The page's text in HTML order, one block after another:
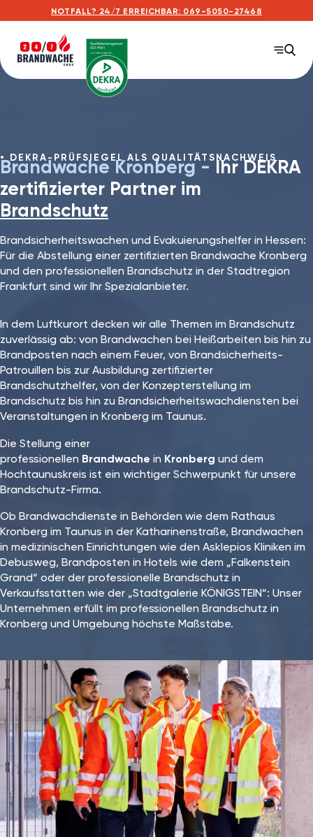
NOTFALL? 24/7 ERREICHBAR: 069-5050-27468
DEKRA-PRÜFSIEGEL ALS QUALITÄTSNACHWEIS
Brandwache Kronberg -Ihr DEKRA
zertifizierter Partner im
Brandschutz
Brandsicherheitswachen und Evakuierungshelfer in Hessen:
Für die Abstellung einer zertifizierten Brandwache Kronberg
und den professionellen Brandschutz in der Stadtregion
Frankfurt sind wir Ihr Spezialanbieter.
In dem Luftkurort decken wir alle Themen im Brandschutz
zuverlässig ab: von Brandwachen bei Heißarbeiten bis hin zu
Brandposten nach einem Feuer, von Brandsicherheits-
Patrouillen bis zur Ausbildung zertifizierter
Brandschutzhelfer, von der Konzepterstellung im
Brandschutz bis hin zu Brandsicherheitswachdiensten bei
Veranstaltungen in Kronberg im Taunus.
Die Stellung einer
professionellen Brandwache in Kronberg und dem
Hochtaunuskreis ist ein wichtiger Schwerpunkt für unsere
Brandschutz-Firma.
Ob Brandwachdienste in Behörden wie dem Rathaus
Kronberg im Taunus in der Katharinenstraße, Brandwachen
in medizinischen Einrichtungen wie den Asklepios Kliniken im
Debusweg, Brandposten in Hotels wie dem „Falkenstein
Grand“ oder der professionelle Brandschutz in
Verkaufsstätten wie der „Stadtgalerie KÖNIGSTEIN“: Unser
Unternehmen erfüllt im professionellen Brandschutz in
Kronberg und Umgebung höchste Maßstäbe.